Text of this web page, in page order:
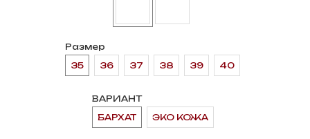
Размер
35
36 37 38 39 40
ВАРИАНТ
БАРХАТ
ЭКО КОЖА